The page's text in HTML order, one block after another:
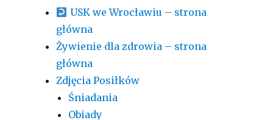
USK we Wrocławiu – strona
główna
Żywienie dla zdrowia – strona
główna
Zdjęcia Posiłków
Śniadania
Obiady